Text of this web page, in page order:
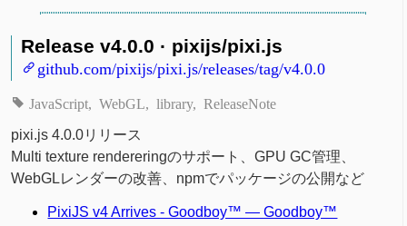
Release v4.0.0 · pixijs/pixi.js
github.com/pixijs/pixi.js/releases/tag/v4.0.0
JavaScript WebGL library ReleaseNote
pixi.js 4.0.0リリース
Multi texture rendereringのサポート、GPU GC管理、
WebGLレンダーの改善、npmでパッケージの公開など
PixiJS v4 Arrives - Goodboy™ — Goodboy™